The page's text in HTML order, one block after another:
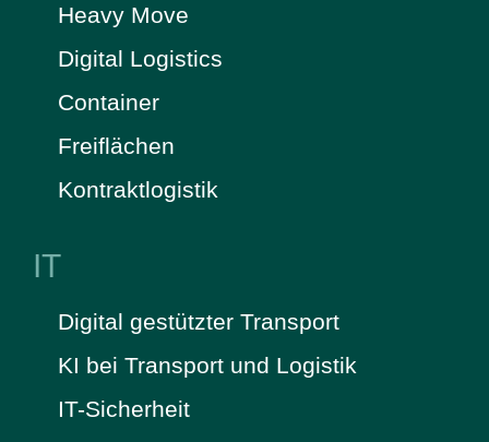
Heavy Move
Digital Logistics
Container
Freiflächen
Kontraktlogistik
IT
Digital gestützter Transport
KI bei Transport und Logistik
IT-Sicherheit